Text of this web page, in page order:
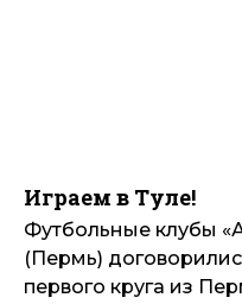
Играем в Туле!
Футбольные клубы
(Пермь)
первого круга из